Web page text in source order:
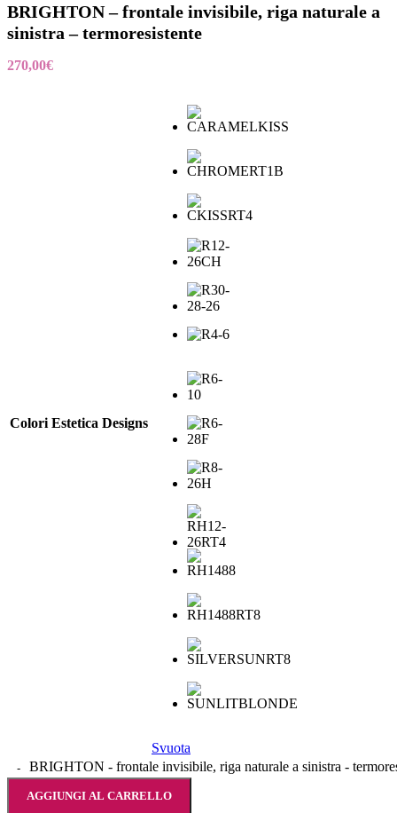
BRIGHTON – frontale invisibile, riga naturale a
sinistra – termoresistente
270,00€
Colori Estetica Designs
Svuota
BRIGHTON - frontale invisibile, riga naturale a sinistra -
AGGIUNGI AL CARRELLO